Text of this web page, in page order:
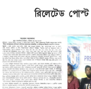
রিলেটেড পোস্ট